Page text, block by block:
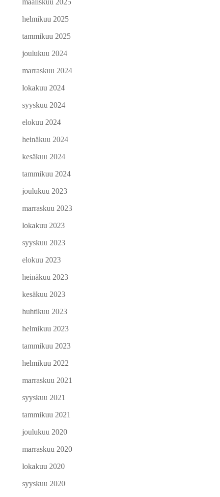
helmikuu 2025
tammikuu 2025
joulukuu 2024
marraskuu 2024
lokakuu 2024
syyskuu 2024
elokuu 2024
heinäkuu 2024
kesäkuu 2024
tammikuu 2024
joulukuu 2023
marraskuu 2023
lokakuu 2023
syyskuu 2023
elokuu 2023
heinäkuu 2023
kesäkuu 2023
huhtikuu 2023
helmikuu 2023
tammikuu 2023
helmikuu 2022
marraskuu 2021
syyskuu 2021
tammikuu 2021
joulukuu 2020
marraskuu 2020
lokakuu 2020
syyskuu 2020